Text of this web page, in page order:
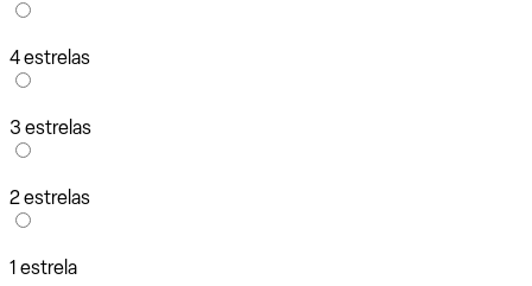
4 estrelas
3 estrelas
2 estrelas
1 estrela